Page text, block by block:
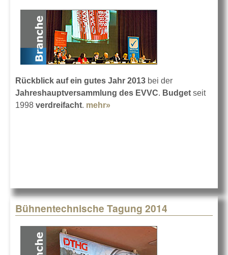
Rückblick auf ein gutes Jahr 2013 bei der
Jahreshauptversammlung des EVVC. Budget seit
1998 verdreifacht. mehr»
Bühnentechnische Tagung 2014